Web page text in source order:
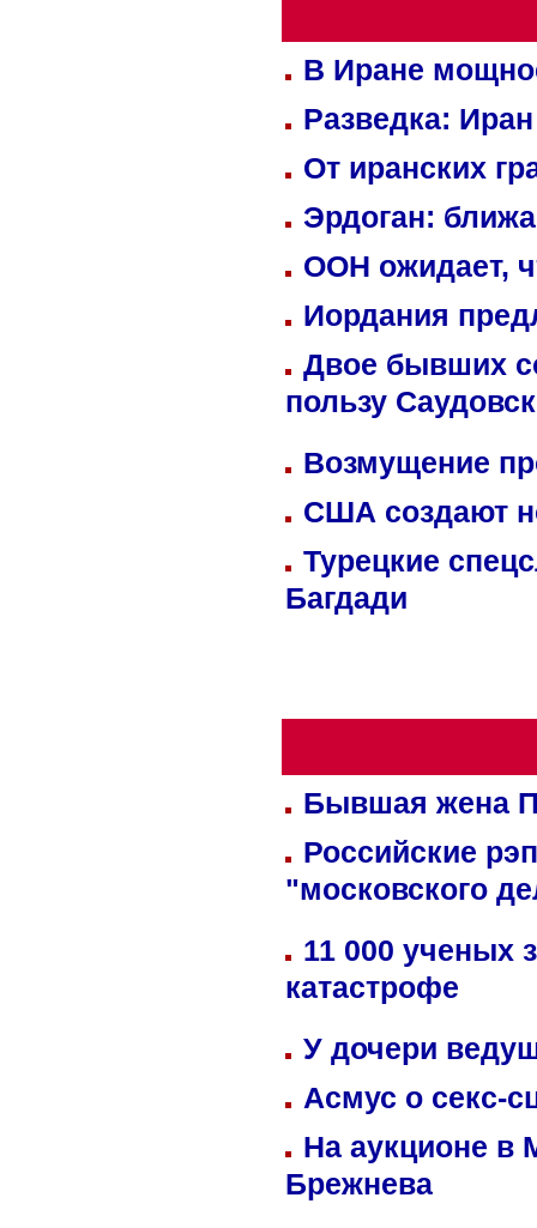
В Иране
Разведка:
От иранских
Эрдоган:
ООН ожидает,
Иордания
Двое бывших
пользу
Возмущение
США создают
Турецкие
Багдади
Бывшая жена
Российские
"московского
11 000 ученых
катастрофе
У дочери
Асмус о секс-
На аукционе в
Брежнева